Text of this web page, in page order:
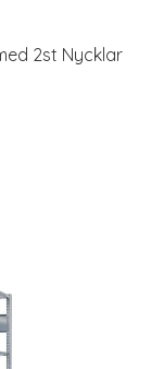
2st Nycklar